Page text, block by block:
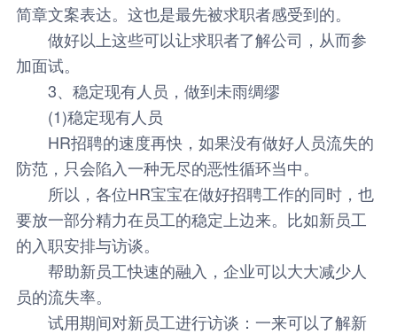
简章文案表达。这也是最先被求职者感受到的。
做好以上这些可以让求职者了解公司，从而参
加面试。
3、稳定现有人员，做到未雨绸缪
(1)稳定现有人员
HR招聘的速度再快，如果没有做好人员流失的
防范，只会陷入一种无尽的恶性循环当中。
所以，各位HR宝宝在做好招聘工作的同时，也
要放一部分精力在员工的稳定上边来。比如新员工
的入职安排与访谈。
帮助新员工快速的融入，企业可以大大减少人
员的流失率。
试用期间对新员工进行访谈：一来可以了解新